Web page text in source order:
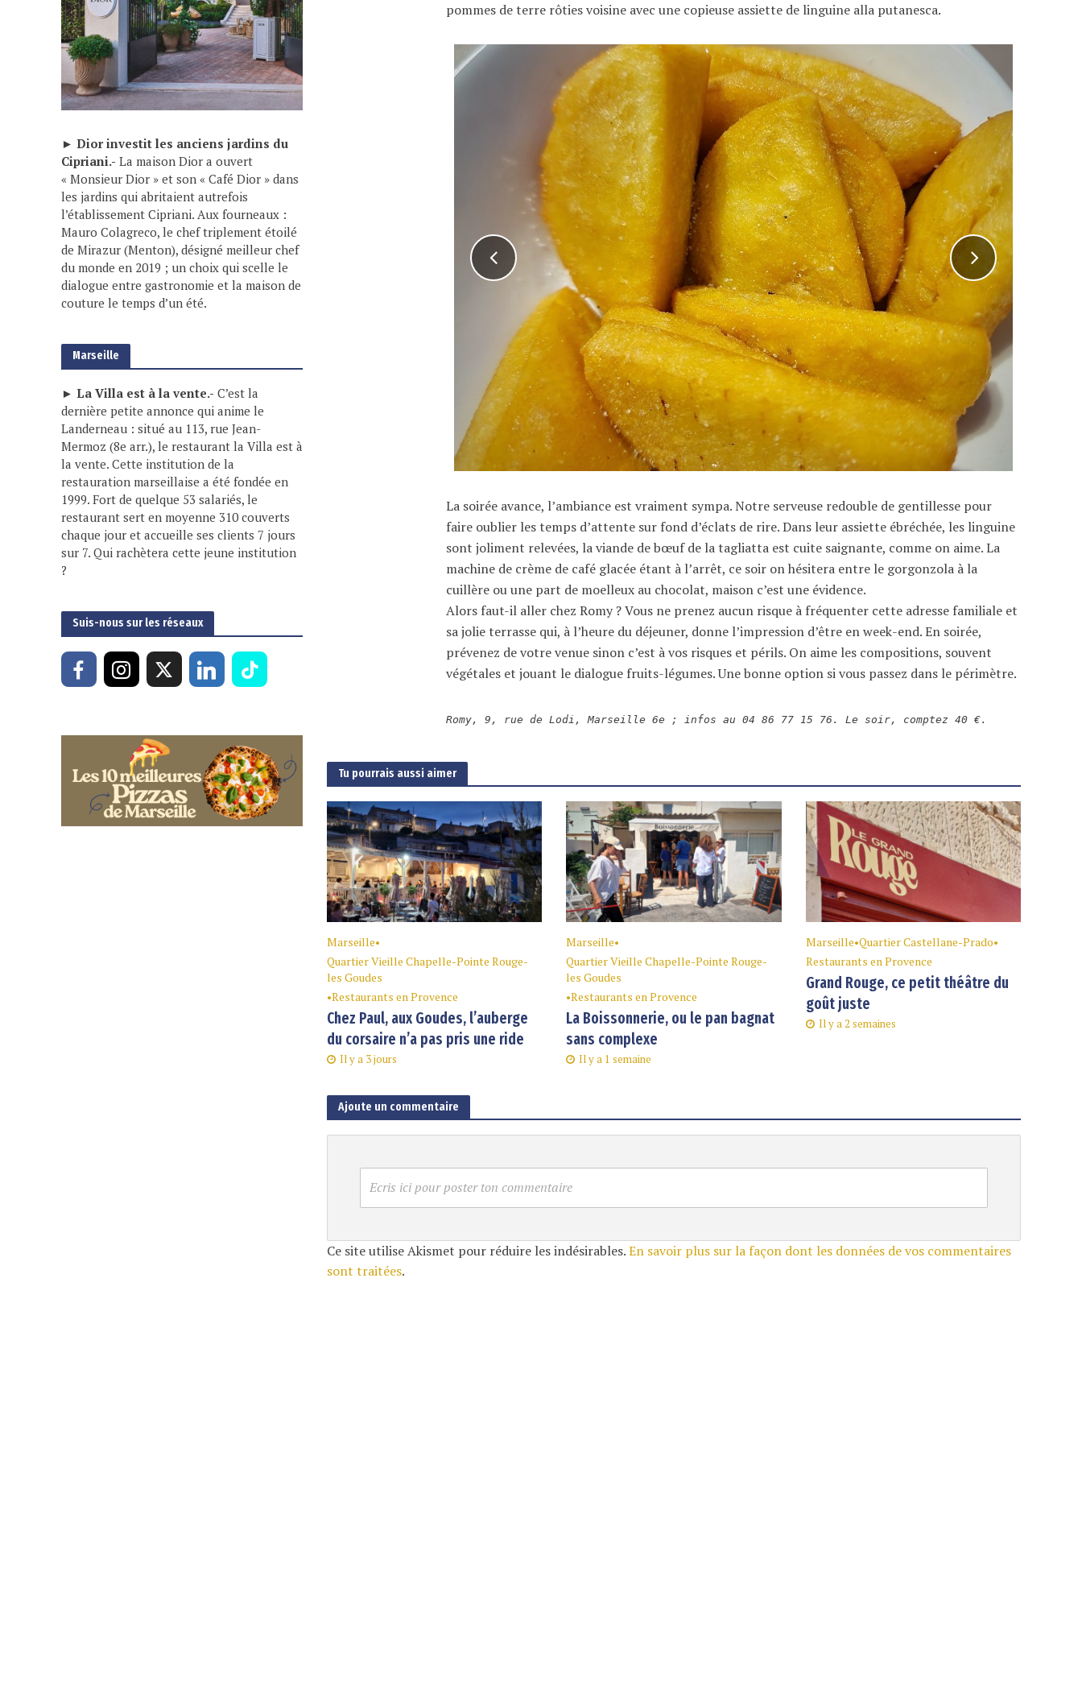
► Dior investit les anciens jardins du
Cipriani.- La maison Dior a ouvert
« Monsieur Dior » et son « Café Dior » dans
les jardins qui abritaient autrefois
l’établissement Cipriani. Aux fourneaux :
Mauro Colagreco, le chef triplement étoilé
de Mirazur (Menton), désigné meilleur chef
du monde en 2019 ; un choix qui scelle le
dialogue entre gastronomie et la maison de
couture le temps d’un été.
Marseille
► La Villa est à la vente.- C’est la
dernière petite annonce qui anime le
Landerneau : situé au 113, rue Jean-
Mermoz (8e arr.), le restaurant la Villa est à
la vente. Cette institution de la
restauration marseillaise a été fondée en
1999. Fort de quelque 53 salariés, le
restaurant sert en moyenne 310 couverts
chaque jour et accueille ses clients 7 jours
sur 7. Qui rachètera cette jeune institution
?
Suis-nous sur les réseaux
pommes de terre rôties voisine avec une copieuse assiette de linguine alla putanesca.
La soirée avance, l’ambiance est vraiment sympa. Notre serveuse redouble de gentillesse pour
faire oublier les temps d’attente sur fond d’éclats de rire. Dans leur assiette ébréchée, les linguine
sont joliment relevées, la viande de bœuf de la tagliatta est cuite saignante, comme on aime. La
machine de crème de café glacée étant à l’arrêt, ce soir on hésitera entre le gorgonzola à la
cuillère ou une part de moelleux au chocolat, maison c’est une évidence.
Alors faut-il aller chez Romy ? Vous ne prenez aucun risque à fréquenter cette adresse familiale et
sa jolie terrasse qui, à l’heure du déjeuner, donne l’impression d’être en week-end. En soirée,
prévenez de votre venue sinon c’est à vos risques et périls. On aime les compositions, souvent
végétales et jouant le dialogue fruits-légumes. Une bonne option si vous passez dans le périmètre.
Romy, 9, rue de Lodi, Marseille 6e ; infos au 04 86 77 15 76. Le soir, comptez 40 €.
Tu pourrais aussi aimer
Marseille•
Quartier Vieille Chapelle-Pointe Rouge-
les Goudes
•Restaurants en Provence
Chez Paul, aux Goudes, l’auberge
du corsaire n’a pas pris une ride
Il y a 3 jours
Marseille•
Quartier Vieille Chapelle-Pointe Rouge-
les Goudes
•Restaurants en Provence
La Boissonnerie, ou le pan bagnat
sans complexe
Il y a 1 semaine
Marseille•Quartier Castellane-Prado•
Restaurants en Provence
Grand Rouge, ce petit théâtre du
goût juste
Il y a 2 semaines
Ajoute un commentaire
Ecris ici pour poster ton commentaire
Ce site utilise Akismet pour réduire les indésirables.En savoir plus sur la façon dont les données de vos commentaires
sont traitées.